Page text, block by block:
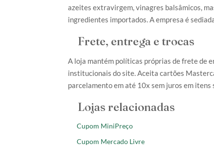
azeites extravirgem, vinagres balsâmicos,
ingredientes importados. A empresa é
Frete, entrega e trocas
A loja mantém políticas próprias de frete de
institucionais do site. Aceita cartões
parcelamento em até 10x sem juros em itens
Lojas relacionadas
Cupom MiniPreço
Cupom Mercado Livre